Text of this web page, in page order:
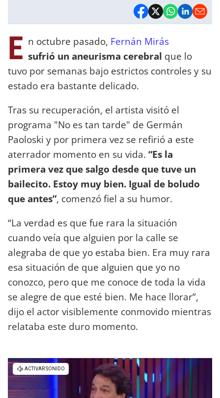
E n octubre pasado, Fernán Mirás
sufrió un aneurisma cerebral que lo
tuvo por semanas bajo estrictos controles y su
estado era bastante delicado.
Tras su recuperación, el artista visitó el
programa "No es tan tarde" de Germán
Paoloski y por primera vez se refirió a este
aterrador momento en su vida. “Es la
primera vez que salgo desde que tuve un
bailecito. Estoy muy bien. Igual de boludo
que antes”, comenzó fiel a su humor.
“La verdad es que fue rara la situación
cuando veía que alguien por la calle se
alegraba de que yo estaba bien. Era muy rara
esa situación de que alguien que yo no
conozco, pero que me conoce de toda la vida
se alegre de que esté bien. Me hace llorar”,
dijo el actor visiblemente conmovido mientras
relataba este duro momento.